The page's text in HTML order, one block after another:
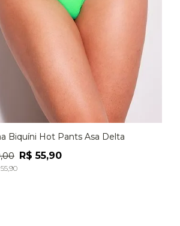
M G
ADICIONAR À SACOLA
Biquíni Hot Pants Asa Delta
,00 R$ 55,90
55,90